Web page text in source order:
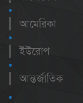
আমেরিকা
ইউরোপ
আন্তর্জাতিক